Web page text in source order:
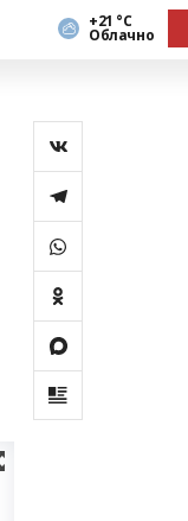
+21 °С
Облачно